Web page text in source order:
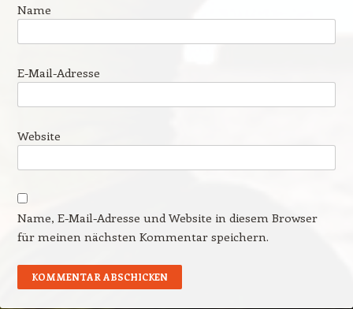
Name
E-Mail-Adresse
Website
Name, E-Mail-Adresse und Website in diesem Browser
für meinen nächsten Kommentar speichern.